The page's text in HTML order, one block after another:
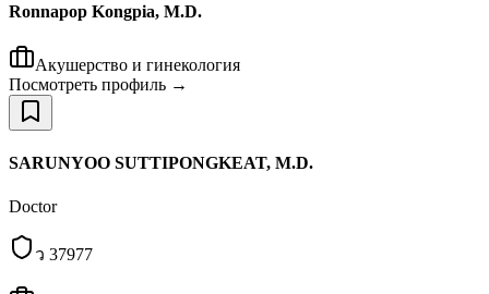
Ronnapop Kongpia, M.D.
Акушерство и гинекология
Посмотреть профиль →
SARUNYOO SUTTIPONGKEAT, M.D.
Doctor
ว 37977